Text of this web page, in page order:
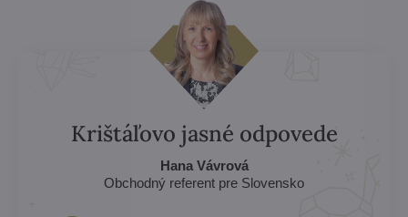
Krištáľovo jasné odpovede
Hana Vávrová
Obchodný referent pre Slovensko